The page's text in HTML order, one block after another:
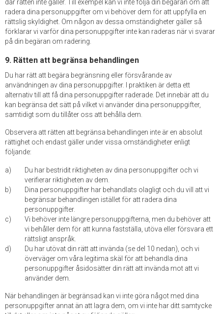
där rätten inte gäller. Till exempel kan vi inte följa din begäran om att
radera dina personuppgifter om vi behöver dem för att uppfylla en
rättslig skyldighet. Om någon av dessa omständigheter gäller så
förklarar vi varför dina personuppgifter inte kan raderas när vi svarar
på din begäran om radering.
9. Rätten att begränsa behandlingen
Du har rätt att begära begränsning eller försvårande av
användningen av dina personuppgifter. I praktiken är detta ett
alternativ till att få dina personuppgifter raderade. Det innebär att du
kan begränsa det sätt på vilket vi använder dina personuppgifter,
samtidigt som du tillåter oss att behålla dem.
Observera att rätten att begränsa behandlingen inte är en absolut
rättighet och endast gäller under vissa omständigheter enligt
följande:
Du har bestridit riktigheten av dina personuppgifter och vi
verifierar riktigheten av dem.
Dina personuppgifter har behandlats olagligt och du vill att vi
begränsar behandlingen istället för att radera dina
personuppgifter.
Vi behöver inte längre personuppgifterna, men du behöver att
vi behåller dem för att kunna fastställa, utöva eller försvara ett
rättsligt anspråk.
Du har utövat din rätt att invända (se del 10 nedan), och vi
överväger om våra legitima skäl för att behandla dina
personuppgifter åsidosätter din rätt att invända mot att vi
använder dem.
När behandlingen är begränsad kan vi inte göra något med dina
personuppgifter annat än att lagra dem, om vi inte har ditt samtycke